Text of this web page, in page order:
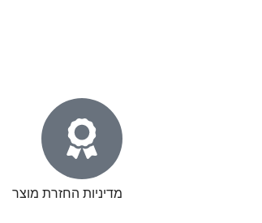
מדיניות החזרת מוצר